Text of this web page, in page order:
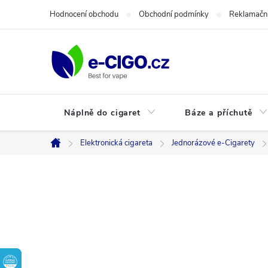
Hodnocení obchodu Obchodní podmínky
Náplně do cigaret Báze a příchutě
Domů
Elektronická cigareta Jednorázové e-Cigarety